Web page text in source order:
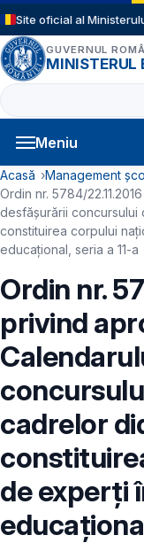
Sari la conținutul
Site oficial al
GUVERNUL
MINISTERUL
Caută
Meniu
Navigație
Cale de
Acasă
Management
Ordin nr. 5784/
desfăşurării
constituirea corpului
educaţional, seria a 11-a
Ordin nr.
privind
cadrelor
de experţi